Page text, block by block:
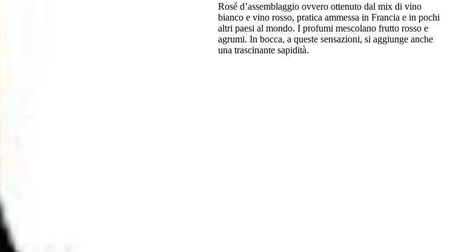
Rosé d’assemblaggio ovvero ottenuto dal mix di vino
bianco e vino rosso, pratica ammessa in Francia e in pochi
altri paesi al mondo. I profumi mescolano frutto rosso e
agrumi. In bocca, a queste sensazioni, si aggiunge anche
una trascinante sapidità.